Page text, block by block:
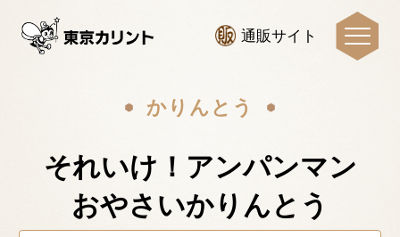
タグは記述しない ?>
通販サイト
かりんとう
それいけ！アンパンマン
おやさいかりんとう